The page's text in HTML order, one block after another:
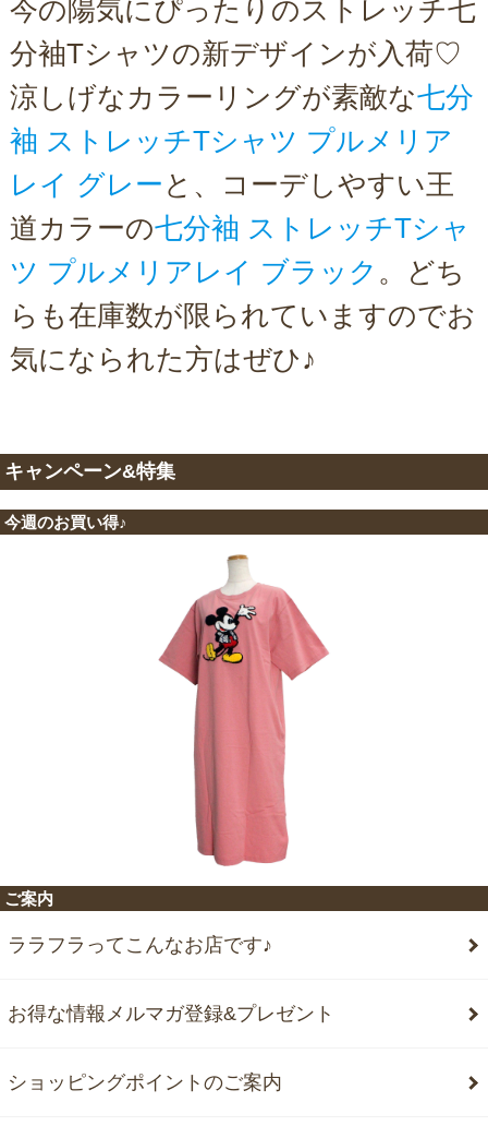
今の陽気にぴったりのストレッチ七
分袖Tシャツの新デザインが入荷♡
涼しげなカラーリングが素敵な七分
袖 ストレッチTシャツ プルメリア
レイ グレー と、コーデしやすい王
道カラーの七分袖 ストレッチTシャ
ツ プルメリアレイ ブラック 。どち
らも在庫数が限られていますのでお
気になられた方はぜひ♪
キャンペーン&特集
今週のお買い得♪
ご案内
ララフラってこんなお店です♪
お得な情報メルマガ登録&プレゼント
ショッピングポイントのご案内